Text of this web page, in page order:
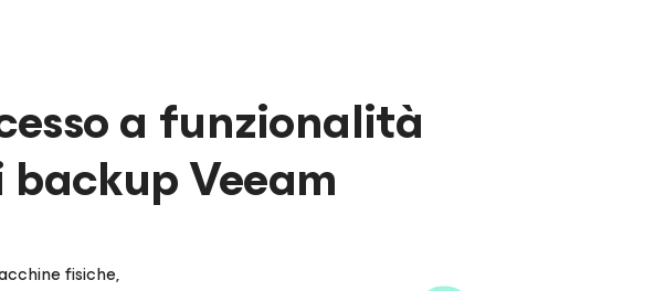
a funzionalità
Veeam
fisiche,